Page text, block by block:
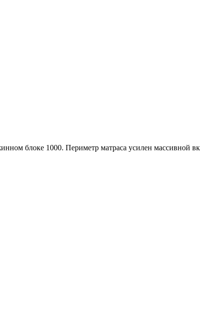
блоке 1000. Периметр матраса усилен массивной